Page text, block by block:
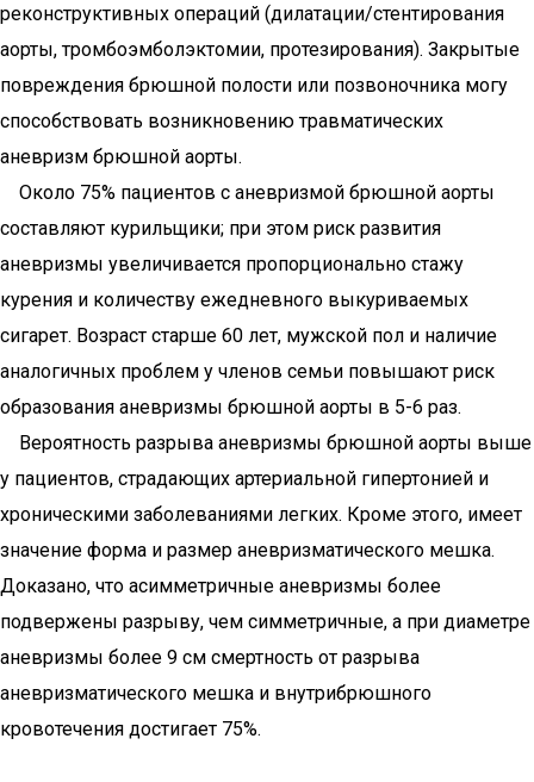
реконструктивных операций (дилатации/стентирования
аорты, тромбоэмболэктомии, протезирования). Закрытые
повреждения брюшной полости или позвоночника могу
способствовать возникновению травматических
аневризм брюшной аорты.
Около 75% пациентов с аневризмой брюшной аорты
составляют курильщики; при этом риск развития
аневризмы увеличивается пропорционально стажу
курения и количеству ежедневного выкуриваемых
сигарет. Возраст старше 60 лет, мужской пол и наличие
аналогичных проблем у членов семьи повышают риск
образования аневризмы брюшной аорты в 5-6 раз.
Вероятность разрыва аневризмы брюшной аорты выше
у пациентов, страдающих артериальной гипертонией и
хроническими заболеваниями легких. Кроме этого, имеет
значение форма и размер аневризматического мешка.
Доказано, что асимметричные аневризмы более
подвержены разрыву, чем симметричные, а при диаметре
аневризмы более 9 см смертность от разрыва
аневризматического мешка и внутрибрюшного
кровотечения достигает 75%.